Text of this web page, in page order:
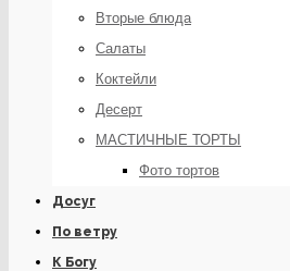
Вторые блюда
Салаты
Коктейли
Десерт
МАСТИЧНЫЕ ТОРТЫ
Фото тортов
Досуг
По ветру
К Богу